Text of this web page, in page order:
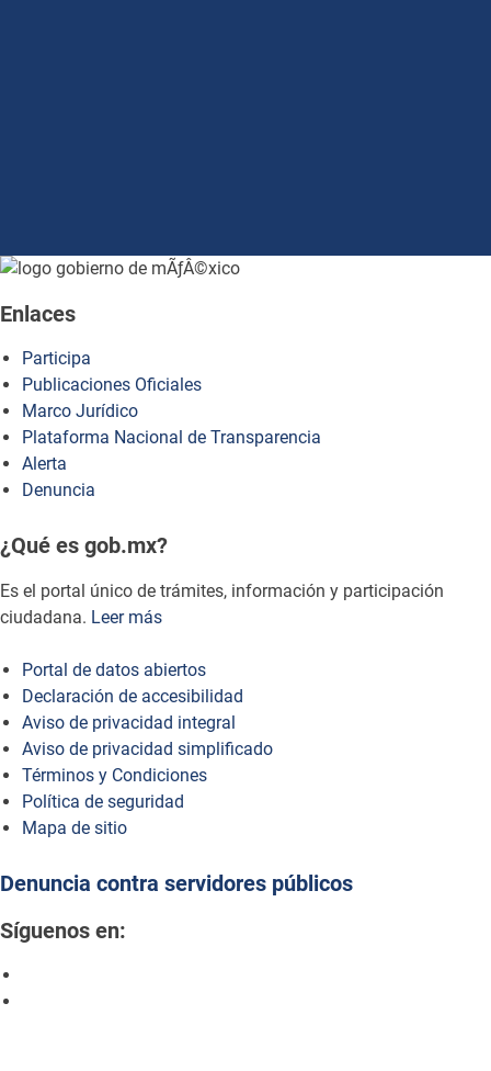
how to embed google map in website
Enlaces
Participa
Publicaciones Oficiales
Marco Jurídico
Plataforma Nacional de Transparencia
Alerta
Denuncia
¿Qué es gob.mx?
Es el portal único de trámites, información y participación
ciudadana. Leer más
Portal de datos abiertos
Declaración de accesibilidad
Aviso de privacidad integral
Aviso de privacidad simplificado
Términos y Condiciones
Política de seguridad
Mapa de sitio
Denuncia contra servidores públicos
Síguenos en: